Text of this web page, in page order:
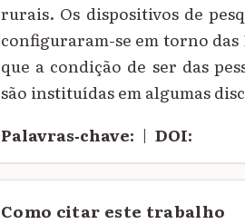
rurais. Os dispositivos de
configuraram-se em torno
que a condição de ser das
são instituídas em algumas
Palavras‑chave: | DOI:
Como citar este trabalho